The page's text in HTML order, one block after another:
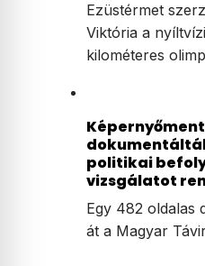
Ezüstérmet
Viktória a
kilométeres
politikai
vizsgálatot
Egy 482 oldalas
át a Magyar